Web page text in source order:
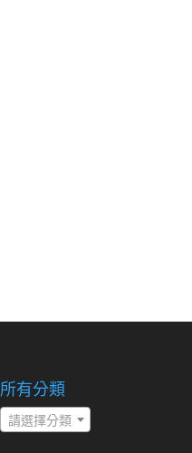
所有分類
請選擇分類